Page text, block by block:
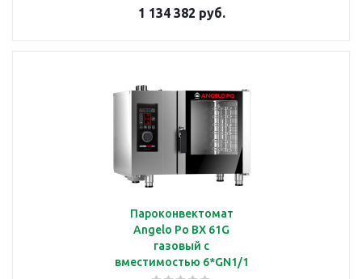
1 134 382 руб.
Пароконвектомат
Angelo Po BX 61G
газовый с
вместимостью 6*GN1/1